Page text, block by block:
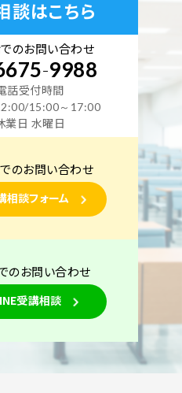
談はこちら
のお問い合わせ
-9988
話受付時間
15:00～17:00
業日 水曜日
のお問い合わせ
相談フォーム
のお問い合わせ
受講相談